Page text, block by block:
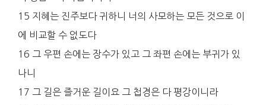
15 지혜는 진주보다 귀하니 너의 사모하는 모든 것으로 이
에 비교할 수 없도다
16 그 우편 손에는 장수가 있고 그 좌편 손에는 부귀가 있
나니
17 그 길은 즐거운 길이요 그 첩경은 다 평강이니라